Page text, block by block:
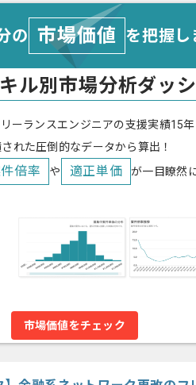
の 市場価値 を把握
ル別市場分析ダッ
リーランスエンジニアの支援実績15
れた圧倒的なデータから算出！
倍率 や 適正単価 が一目瞭然
市場価値をチェック